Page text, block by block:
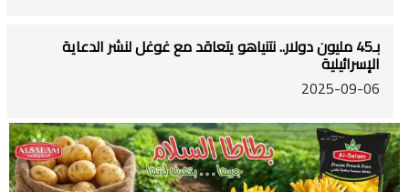
بـ45 مليون دولار.. نتنياهو يتعاقد مع غوغل لنشر الدعاية
الإسرائيلية
2025-09-06